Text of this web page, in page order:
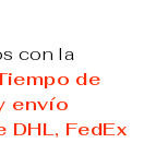
con la
de
envío
DHL, FedEx